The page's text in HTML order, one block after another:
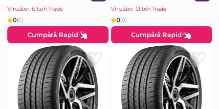
Vînzător: Eliteh Trade
0(0)
Cumpără Rapid
Vînzător: Eliteh Trade
0(0)
Cumpără Rapid